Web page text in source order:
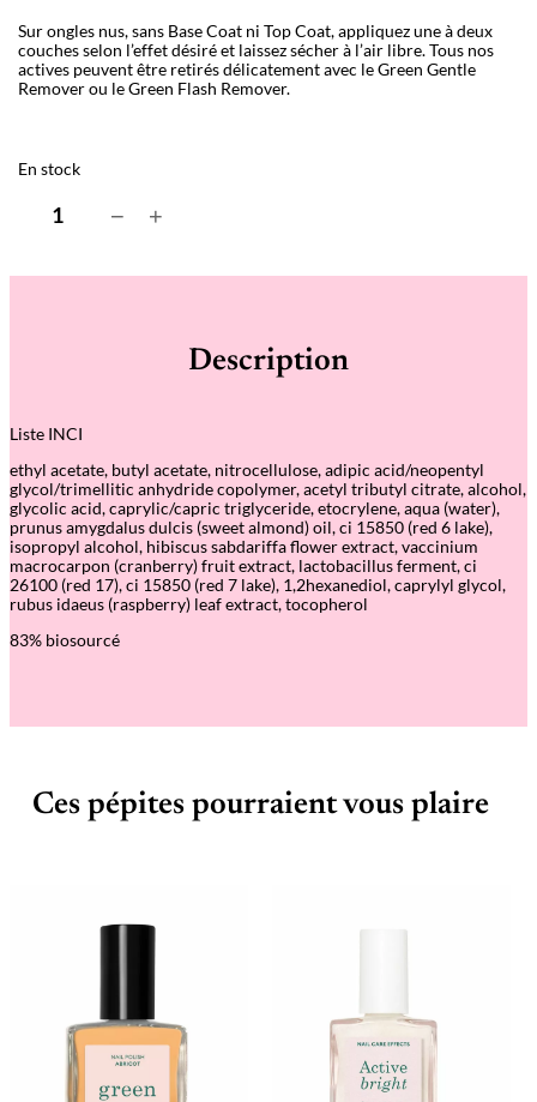
Sur ongles nus, sans Base Coat ni Top Coat, appliquez une à deux
couches selon l’effet désiré et laissez sécher à l’air libre. Tous nos
actives peuvent être retirés délicatement avec le Green Gentle
Remover ou le Green Flash Remover.
En stock
t
t
v
e
G
l
o
w
C
r
n
r
− +
Description
Liste INCI
ethyl acetate, butyl acetate, nitrocellulose, adipic acid/neopentyl
glycol/trimellitic anhydride copolymer, acetyl tributyl citrate, alcohol,
glycolic acid, caprylic/capric triglyceride, etocrylene, aqua (water),
prunus amygdalus dulcis (sweet almond) oil, ci 15850 (red 6 lake),
isopropyl alcohol, hibiscus sabdariffa flower extract, vaccinium
macrocarpon (cranberry) fruit extract, lactobacillus ferment, ci
26100 (red 17), ci 15850 (red 7 lake), 1,2hexanediol, caprylyl glycol,
rubus idaeus (raspberry) leaf extract, tocopherol
83% biosourcé
Ces pépites pourraient vous plaire